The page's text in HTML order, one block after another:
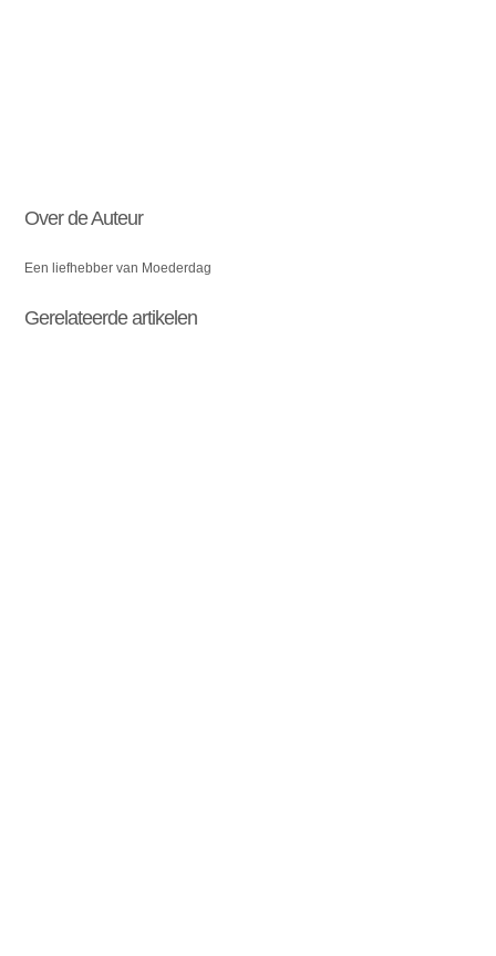
Over de Auteur
Een liefhebber van Moederdag
Gerelateerde artikelen